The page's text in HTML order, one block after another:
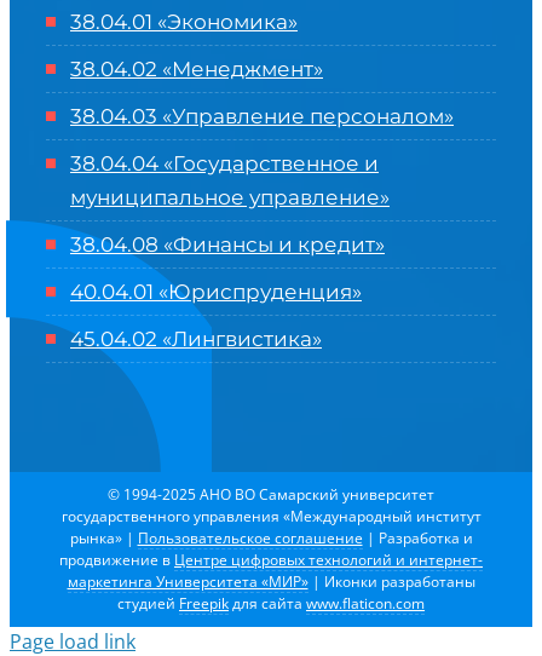
38.04.01 «Экономика»
38.04.02 «Менеджмент»
38.04.03 «Управление персоналом»
38.04.04 «Государственное и
муниципальное управление»
38.04.08 «Финансы и кредит»
40.04.01 «Юриспруденция»
45.04.02 «Лингвистика»
© 1994-2025 АНО ВО Самарский университет
государственного управления «Международный институт
рынка» | Пользовательское соглашение | Разработка и
продвижение в Центре цифровых технологий и интернет-
маркетинга Университета «МИР»| Иконки разработаны
студией Freepikдля сайта www.flaticon.com
Page load link